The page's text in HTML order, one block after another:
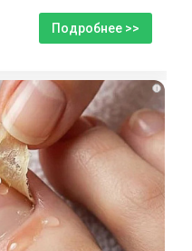
Подробнее >>
i